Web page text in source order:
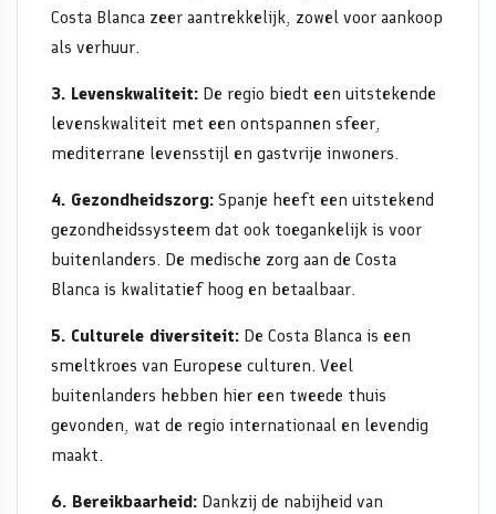
Costa Blanca zeer aantrekkelijk, zowel voor aankoop
als verhuur.
3. Levenskwaliteit: De regio biedt een uitstekende
levenskwaliteit met een ontspannen sfeer,
mediterrane levensstijl en gastvrije inwoners.
4. Gezondheidszorg: Spanje heeft een uitstekend
gezondheidssysteem dat ook toegankelijk is voor
buitenlanders. De medische zorg aan de Costa
Blanca is kwalitatief hoog en betaalbaar.
5. Culturele diversiteit: De Costa Blanca is een
smeltkroes van Europese culturen. Veel
buitenlanders hebben hier een tweede thuis
gevonden, wat de regio internationaal en levendig
maakt.
6. Bereikbaarheid: Dankzij de nabijheid van